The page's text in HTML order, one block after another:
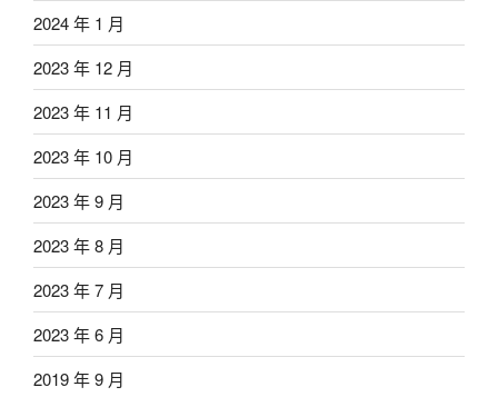
2024 年 1 月
2023 年 12 月
2023 年 11 月
2023 年 10 月
2023 年 9 月
2023 年 8 月
2023 年 7 月
2023 年 6 月
2019 年 9 月